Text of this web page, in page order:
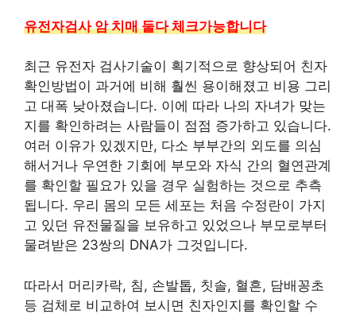
유전자검사 암 치매 둘다 체크가능합니다
최근 유전자 검사기술이 획기적으로 향상되어 친자
확인방법이 과거에 비해 훨씬 용이해졌고 비용 그리
고 대폭 낮아졌습니다. 이에 따라 나의 자녀가 맞는
지를 확인하려는 사람들이 점점 증가하고 있습니다.
여러 이유가 있겠지만, 다소 부부간의 외도를 의심
해서거나 우연한 기회에 부모와 자식 간의 혈연관계
를 확인할 필요가 있을 경우 실험하는 것으로 추측
됩니다. 우리 몸의 모든 세포는 처음 수정란이 가지
고 있던 유전물질을 보유하고 있었으나 부모로부터
물려받은 23쌍의 DNA가 그것입니다.
따라서 머리카락, 침, 손발톱, 칫솔, 혈흔, 담배꽁초
등 검체로 비교하여 보시면 친자인지를 확인할 수